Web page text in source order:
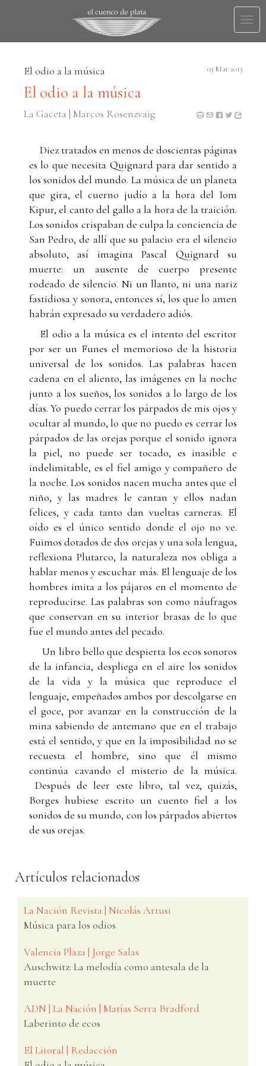
El odio a la música 03 Mar 2013
El odio a la música
La Gaceta | Marcos Rosenzvaig
Diez tratados en menos de doscientas páginas
es lo que necesita Quignard para dar sentido a
los sonidos del mundo. La música de un planeta
que gira, el cuerno judío a la hora del Iom
Kipur, el canto del gallo a la hora de la traición.
Los sonidos crispaban de culpa la conciencia de
San Pedro, de allí que su palacio era el silencio
absoluto, así imagina Pascal Quignard su
muerte: un ausente de cuerpo presente
rodeado de silencio. Ni un llanto, ni una nariz
fastidiosa y sonora, entonces sí, los que lo amen
habrán expresado su verdadero adiós.
El odio a la música es el intento del escritor
por ser un Funes el memorioso de la historia
universal de los sonidos. Las palabras hacen
cadena en el aliento, las imágenes en la noche
junto a los sueños, los sonidos a lo largo de los
días. Yo puedo cerrar los párpados de mis ojos y
ocultar al mundo, lo que no puedo es cerrar los
párpados de las orejas porque el sonido ignora
la piel, no puede ser tocado, es inasible e
indelimitable, es el fiel amigo y compañero de
la noche. Los sonidos nacen mucha antes que el
niño, y las madres le cantan y ellos nadan
felices, y cada tanto dan vueltas carneras. El
oído es el único sentido donde el ojo no ve.
Fuimos dotados de dos orejas y una sola lengua,
reflexiona Plutarco, la naturaleza nos obliga a
hablar menos y escuchar más. El lenguaje de los
hombres imita a los pájaros en el momento de
reproducirse. Las palabras son como náufragos
que conservan en su interior brasas de lo que
fue el mundo antes del pecado.
Un libro bello que despierta los ecos sonoros
de la infancia, despliega en el aire los sonidos
de la vida y la música que reproduce el
lenguaje, empeñados ambos por descolgarse en
el goce, por avanzar en la construcción de la
mina sabiendo de antemano que en el trabajo
está el sentido, y que en la imposibilidad no se
recuesta el hombre, sino que él mismo
continúa cavando el misterio de la música.
Después de leer este libro, tal vez, quizás,
Borges hubiese escrito un cuento fiel a los
sonidos de su mundo, con los párpados abiertos
de sus orejas.
Artículos relacionados
La Nación Revista | Nicolás Artusi
Música para los odios
Valencia Plaza | Jorge Salas
Auschwitz: La melodía como antesala de la
muerte
ADN | La Nación | Matías Serra Bradford
Laberinto de ecos
El Litoral | Redacción